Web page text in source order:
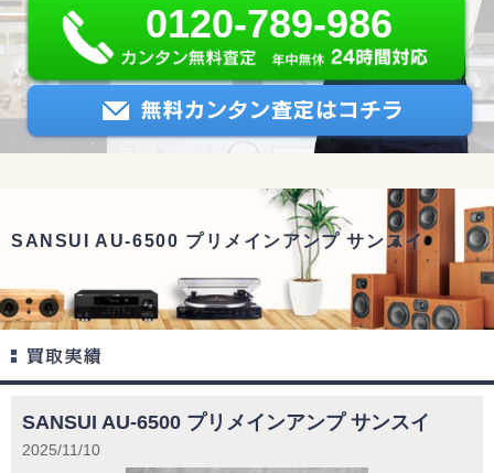
0120-789-986
SANSUI AU-6500 プリメインアンプ サンスイ
SANSUI AU-6500 プリメインアンプ サンスイ
2025/11/10